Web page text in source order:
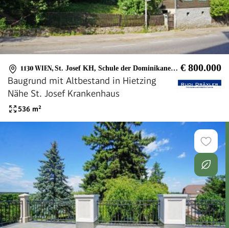
1130 WIEN, St. Josef KH, Schule der Dominikanerinnen € 800.000
Baugrund mit Altbestand in Hietzing
Nähe St. Josef Krankenhaus
536 m²